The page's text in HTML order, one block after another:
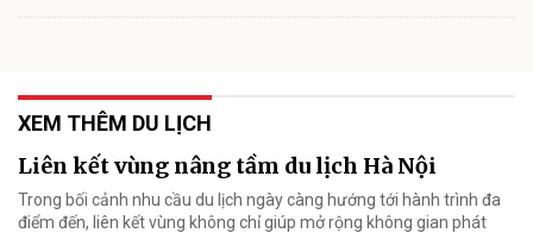
XEM THÊM DU LỊCH
Liên kết vùng nâng tầm du lịch Hà Nội
Trong bối cảnh nhu cầu du lịch ngày càng hướng tới hành trình đa
điểm đến, liên kết vùng không chỉ giúp mở rộng không gian phát